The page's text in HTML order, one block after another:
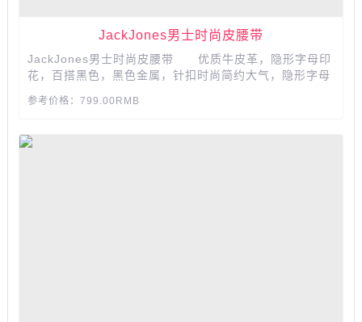
JackJones男士时尚皮腰带
JackJones男士时尚皮腰带 优质牛皮革，隐形字母印
花，百搭黑色，黑色金属，针扣时尚简约大气，隐形字母
参考价格：799.00RMB